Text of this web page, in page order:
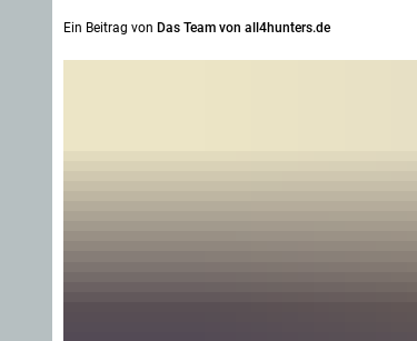
Ein Beitrag von Das Team von all4hunters.de